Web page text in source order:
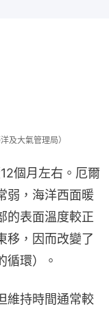
及大氣管理局）
個月左右。厄爾
弱，海洋西面暖
的表面溫度較正
移，因而改變了
循環）。
維持時間通常較